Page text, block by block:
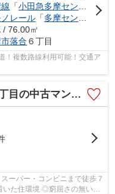
「小田急多摩センター
」駅
レール 「多摩センター
」駅
/ 76.00㎡
市落合 ６丁目
！複数路線利用可能！交通ア
の中古マンション
ーパー・コンビニまで徒歩７
た住環境 ◎窮屈さの無い